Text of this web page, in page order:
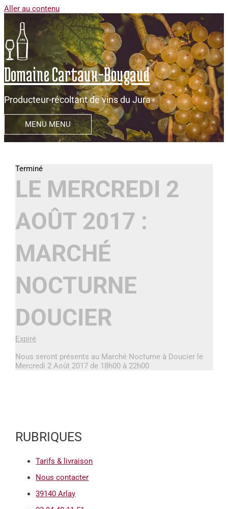
Aller au contenu
Domaine Cartaux-Bougaud
Producteur-récoltant de vins du Jura
MENU MENU
LE MERCREDI 2
AOÛT 2017 :
MARCHÉ
NOCTURNE
DOUCIER
Expiré
Nous seront présents au Marché Nocturne à Doucier le
Mercredi 2 Août 2017 de 18h00 à 22h00
RUBRIQUES
Tarifs & livraison
Nous contacter
39140 Arlay